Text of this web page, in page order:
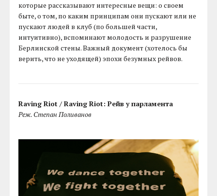
которые рассказывают интересные вещи: о своем
быте, о том, по каким принципам они пускают или не
пускают людей в клуб (по большей части,
интуитивно), вспоминают молодость и разрушение
Берлинской стены. Важный документ (хотелось бы
верить, что не уходящей) эпохи безумных рейвов.
Raving Riot / Raving Riot: Рейв у парламента
Реж. Степан Поливанов